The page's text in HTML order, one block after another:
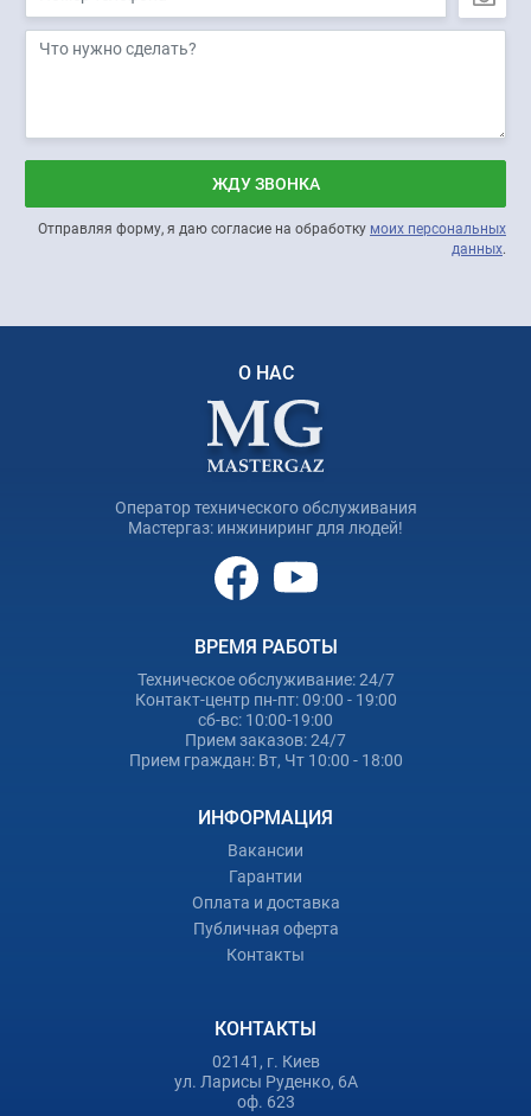
ЖДУ ЗВОНКА
Отправляя форму, я даю согласие на обработку моих персональных
данных.
О НАС
Оператор технического обслуживания
Мастергаз: инжиниринг для людей!
ВРЕМЯ РАБОТЫ
Техническое обслуживание: 24/7
Контакт-центр пн-пт: 09:00 - 19:00
сб-вс: 10:00-19:00
Прием заказов: 24/7
Прием граждан: Вт, Чт 10:00 - 18:00
ИНФОРМАЦИЯ
Вакансии
Гарантии
Оплата и доставка
Публичная оферта
Контакты
КОНТАКТЫ
02141, г. Киев
ул. Ларисы Руденко, 6А
оф. 623